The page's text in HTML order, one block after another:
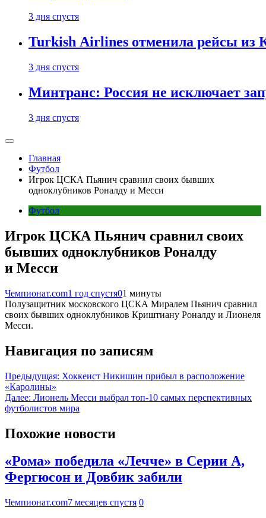
3 дня спустя
Turkish Airlines отменила рейсы из
3 дня спустя
Минтранс: Россия не исключает
3 дня спустя
Главная
Футбол
Игрок ЦСКА Пьянич сравнил своих бывших
одноклубников Роналду и Месси
Футбол
Игрок ЦСКА Пьянич сравнил своих
бывших одноклубников Роналду
и Месси
Чемпионат.com1 год спустя01 минуты
Полузащитник московского ЦСКА Миралем Пьянич сравнил
своих бывших одноклубников Криштиану Роналду и Лионеля
Месси.
Навигация по записям
Предыдущая: Хоккеист Никишин прибыл в расположение
«Каролины»
Далее: Лионель Месси выбрал топ-10 самых перспективных
футболистов мира
Похожие новости
«Рома» победила «Лечче» в Серии А,
Фергюсон и Довбик забили
Чемпионат.com7 месяцев спустя 0